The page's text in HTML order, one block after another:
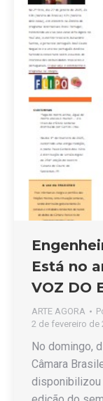
Está no
VOZ DO
ARTE AGORA
2 de fevereiro de
No domingo,
Câmara
disponibilizou